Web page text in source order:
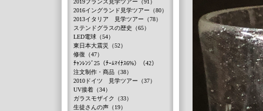
2019フランス見学ツアー（91）
2016イングランド見学ツアー（80）
2013イタリア 見学ツアー（78）
ステンドグラスの歴史（65）
LED電球（54）
東日本大震災（52）
修復（47）
ﾁｬﾝﾚﾝｼﾞ25（ﾁｰﾑﾏｲﾅｽ6%）（42）
注文制作・商品（38）
2010ドイツ 見学ツアー（37）
UV接着（34）
ガラスモザイク（33）
生徒さんの声（19）